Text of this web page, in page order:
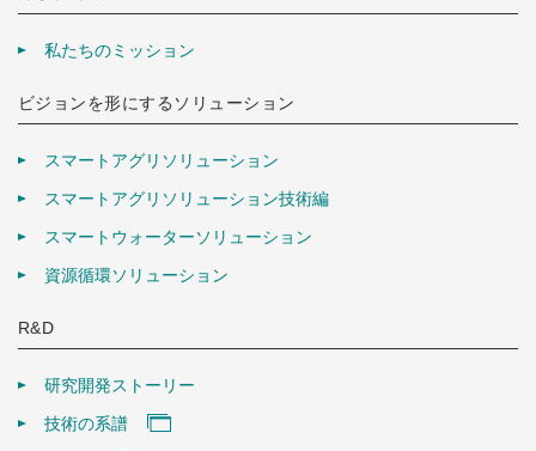
私たちのミッション
ビジョンを形にするソリューション
スマートアグリソリューション
スマートアグリソリューション技術編
スマートウォーターソリューション
資源循環ソリューション
R&D
研究開発ストーリー
技術の系譜